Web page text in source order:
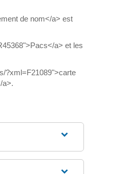
de nom</a> est
a> et les
?xml=F21089">carte
a>.